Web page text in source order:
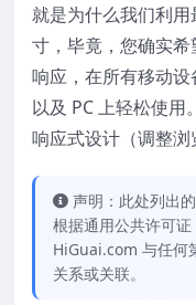
就是为什么我们利
寸，毕竟，您确实
响应，在所有移动
以及 PC 上轻松使
响应式设计（调整浏
声明：此处列出
根据通用公共许可证
HiGuai.com 与任何
关系或关联。